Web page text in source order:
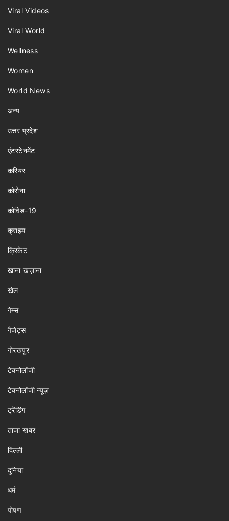
Viral Videos
Viral World
Wellness
Women
World News
अन्य
उत्तर प्रदेश
एंटरटेनमेंट
करियर
कोरोना
कोविड-19
क्राइम
क्रिकेट
खाना खज़ाना
खेल
गेम्स
गैजेट्स
गोरखपुर
टेक्नोलॉजी
टेक्नोलॉजी न्यूज़
ट्रेंडिंग
ताजा खबर
दिल्ली
दुनिया
धर्म
पोषण